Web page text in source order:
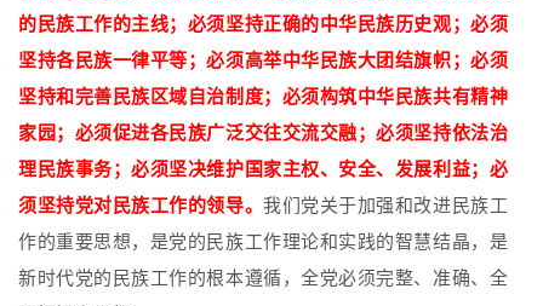
的民族工作的主线；必须坚持正确的中华民族历史观；必须
坚持各民族一律平等；必须高举中华民族大团结旗帜；必须
坚持和完善民族区域自治制度；必须构筑中华民族共有精神
家园；必须促进各民族广泛交往交流交融；必须坚持依法治
理民族事务；必须坚决维护国家主权、安全、发展利益；必
须坚持党对民族工作的领导。我们党关于加强和改进民族工
作的重要思想，是党的民族工作理论和实践的智慧结晶，是
新时代党的民族工作的根本遵循，全党必须完整、准确、全